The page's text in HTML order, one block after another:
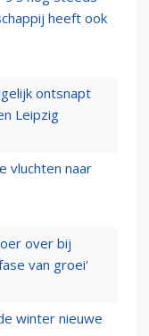
heeft ook
ontsnapt
Leipzig
vluchten naar
over bij
van groei'
winter nieuwe